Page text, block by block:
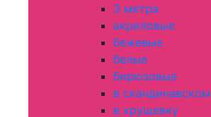
3 метра
акриловые
бежевые
белые
бирюзовые
в
в хрущевку